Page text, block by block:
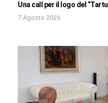
Una call per il logo del
7 Agosto 2026